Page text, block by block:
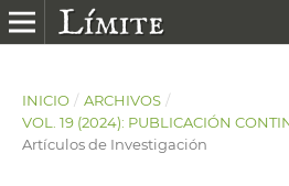
INICIO / ARCHIVOS /
VOL. 19 (2024): PUBLICACIÓN
Artículos de Investigación